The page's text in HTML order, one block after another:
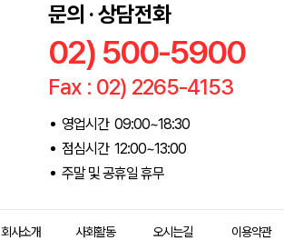
문의 · 상담전화
02) 500-5900
Fax : 02) 2265-4153
영업시간 09:00~18:30
점심시간 12:00~13:00
주말 및 공휴일 휴무
회사소개 사회활동 오시는길 이용약관